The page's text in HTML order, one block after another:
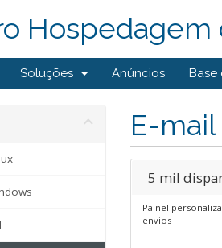
Hospedagem
Soluções Anúncios Base
E-
5 mil
Painel
envios